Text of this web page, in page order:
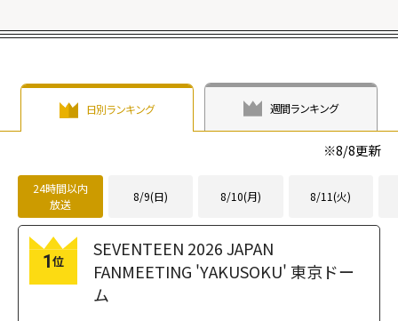
日別ランキング 週間ランキング
※8/8更新
24時間以内
放送
8/9(日) 8/10(月) 8/11(火)
1位
SEVENTEEN 2026 JAPAN
FANMEETING 'YAKUSOKU' 東京ドー
ム